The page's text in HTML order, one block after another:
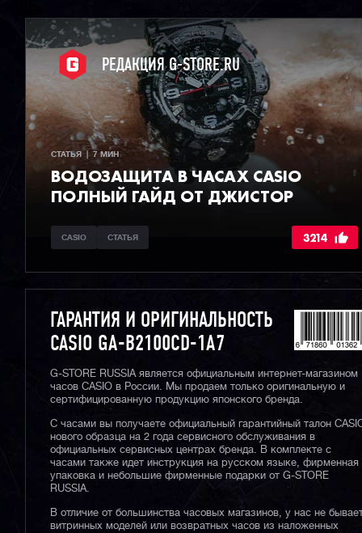
РЕДАКЦИЯ G-STORE.RU
СТАТЬЯ  |  7 МИН
ВОДОЗАЩИТА В ЧАСАХ CASIO
ПОЛНЫЙ ГАЙД ОТ ДЖИСТОР
CASIO СТАТЬЯ 3214
ГАРАНТИЯ И ОРИГИНАЛЬНОСТЬ
CASIO GA-B2100CD-1A7
G-STORE RUSSIA является официальным интернет-магазином
часов CASIO в России. Мы продаем только оригинальную и
сертифицированную продукцию японского бренда.
С часами вы получаете официальный гарантийный талон
нового образца на 2 года сервисного обслуживания в
официальных сервисных центрах бренда. В комплекте с
часами также идет инструкция на русском языке, фирменная
упаковка и небольшие фирменные подарки от G-STORE
RUSSIA.
В отличие от большинства часовых магазинов, у нас не
витринных моделей или возвратных часов из наложенных